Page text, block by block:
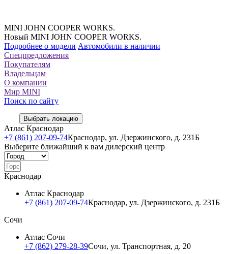
MINI JOHN COOPER WORKS.
Новый MINI JOHN COOPER WORKS.
Подробнее о модели Автомобили в наличии
Спецпредложения
Покупателям
Владельцам
О компании
Мир MINI
Поиск по сайту
Выбрать локацию
Атлас Краснодар
+7 (861) 207-09-74Краснодар, ул. Дзержинского, д. 231Б
Выберите ближайший к вам дилерский центр
Краснодар
Атлас Краснодар
+7 (861) 207-09-74Краснодар, ул. Дзержинского, д. 231Б
Сочи
Атлас Сочи
+7 (862) 279-28-39Сочи, ул. Транспортная, д. 20